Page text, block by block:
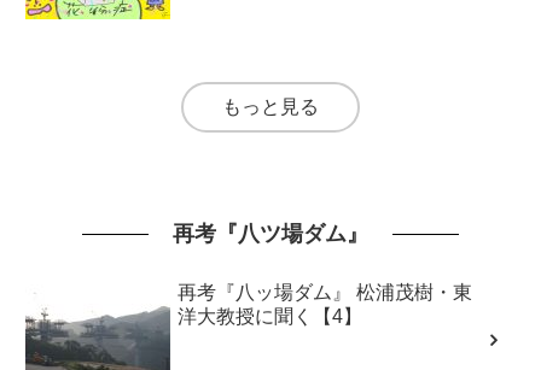
もっと見る
再考『八ツ場ダム』
再考『八ッ場ダム』 松浦茂樹・東
洋大教授に聞く【4】